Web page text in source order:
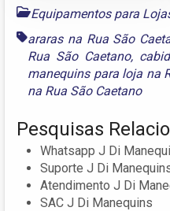
Equipamentos para
araras na Rua São
Rua São Caetano,
manequins para loja na
na Rua São Caetano
Pesquisas
Whatsapp J Di
Suporte J Di
Atendimento J Di
SAC J Di Manequins